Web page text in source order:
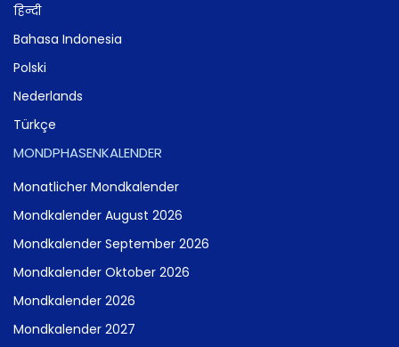
हिन्दी
Bahasa Indonesia
Polski
Nederlands
Türkçe
MONDPHASENKALENDER
Monatlicher Mondkalender
Mondkalender August 2026
Mondkalender September 2026
Mondkalender Oktober 2026
Mondkalender 2026
Mondkalender 2027